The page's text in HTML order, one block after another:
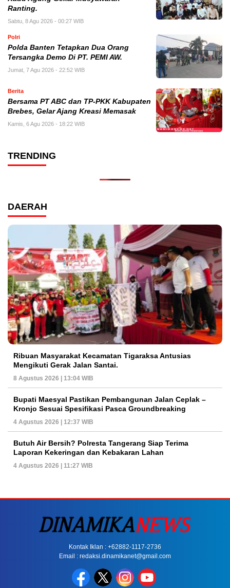
Ranting.
Sabtu, 8 Agu 2026 - 00:27 WIB
Polri
Polda Banten Tetapkan Dua Orang
Tersangka Demo Di PT. PEMI AW.
Jumat, 7 Agu 2026 - 22:52 WIB
Berita
Bersama PT ABC dan TP-PKK Kabupaten
Brebes, Gelar Ajang Kreasi Memasak
Kamis, 6 Agu 2026 - 18:22 WIB
TRENDING
DAERAH
Ribuan Masyarakat Kecamatan Tigaraksa Antusias
Mengikuti Gerak Jalan Santai.
8 Agustus 2026 | 13:04 WIB
Bupati Maesyal Pastikan Pembangunan Jalan Ceplak –
Kronjo Sesuai Spesifikasi Pasca Groundbreaking
4 Agustus 2026 | 12:37 WIB
Butuh Air Bersih? Polresta Tangerang Siap Terima
Laporan Kekeringan dan Kebakaran Lahan
4 Agustus 2026 | 11:27 WIB
Kontak Iklan : +62882-1117-2736
Email : redaksi.dinamikanet@gmail.com